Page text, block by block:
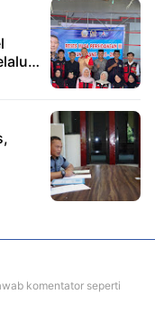
komentator seperti